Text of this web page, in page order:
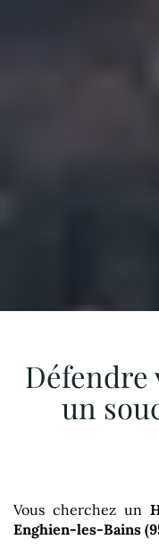
Défendre
un
Vous cherchez un
Enghien-les-Bains